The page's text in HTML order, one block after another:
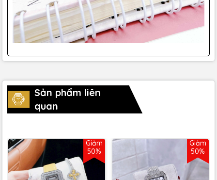
Sản phẩm liên
quan
Giảm
50%
Giảm
50%